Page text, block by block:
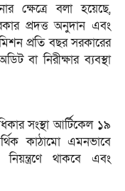
ক্ষেত্রে বলা হয়েছে,
প্রদত্ত অনুদান এবং
প্রতি বছর সরকারের
বা নিরীক্ষার ব্যবস্থা
সংস্থা আর্টিকেল ১৯
কাঠামো এমনভাবে
থাকবে এবং